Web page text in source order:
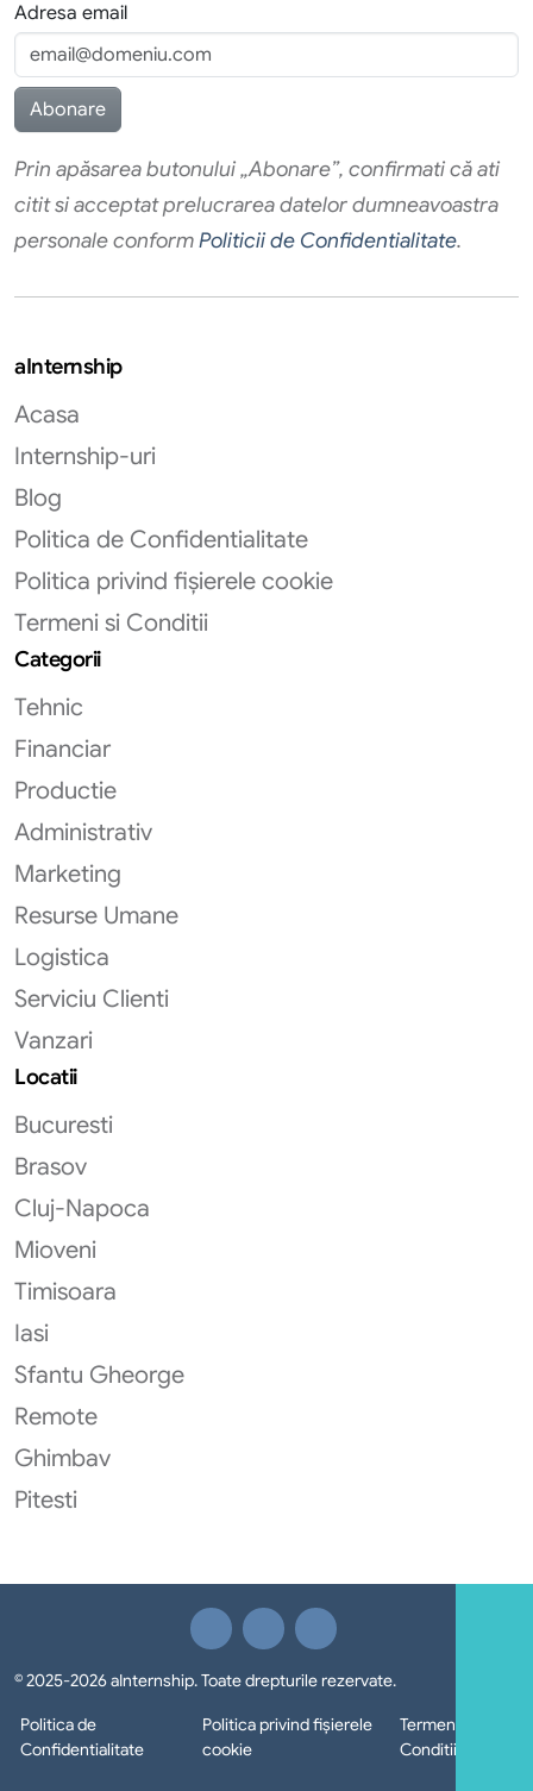
Adresa email
Prin apăsarea butonului „Abonare”, confirmati că ati
citit si acceptat prelucrarea datelor dumneavoastra
personale conformPoliticii de Confidentialitate.
aInternship
Acasa
Internship-uri
Blog
Politica de Confidentialitate
Politica privind fișierele cookie
Termeni si Conditii
Categorii
Tehnic
Financiar
Productie
Administrativ
Marketing
Resurse Umane
Logistica
Serviciu Clienti
Vanzari
Locatii
Bucuresti
Brasov
Cluj-Napoca
Mioveni
Timisoara
Iasi
Sfantu Gheorge
Remote
Ghimbav
Pitesti
© 2025-2026 aInternship. Toate drepturile rezervate.
Politica de
Confidentialitate
Politica privind fișierele
cookie
Termeni si
Conditii